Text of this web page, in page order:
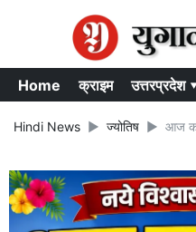
Home क्राइम उत्तरप्रदेश
Hindi News ज्योतिष आज